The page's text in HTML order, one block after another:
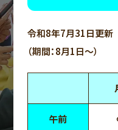
令和8年7月31日更新
（期間：8月1日～）
午前